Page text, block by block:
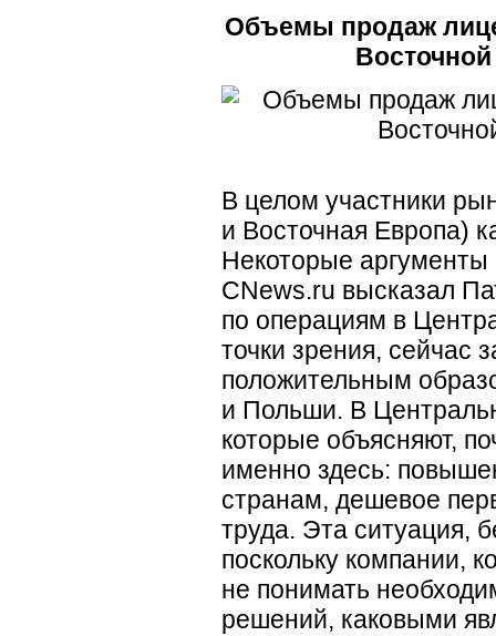
Объемы продаж
В целом участники
и Восточная Европа)
Некоторые аргументы
CNews.ru высказал
по операциям в
точки зрения, сейчас
положительным
и Польши. В
которые объясняют,
именно здесь:
странам, дешевое
труда. Эта ситуация,
поскольку компании,
не понимать
решений, каковыми